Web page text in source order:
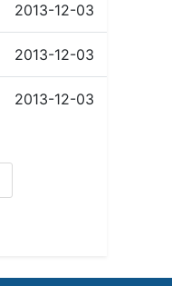
2013-12-03
2013-12-03
2013-12-03